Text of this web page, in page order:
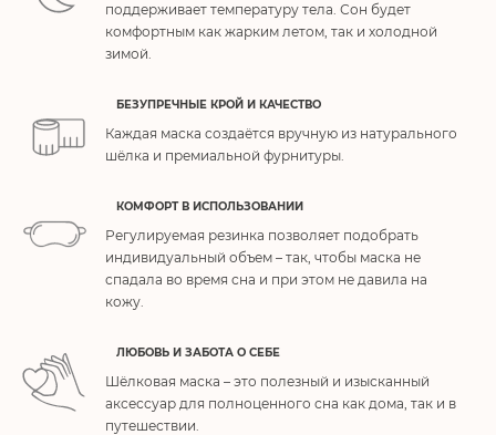
поддерживает температуру тела. Сон будет
комфортным как жарким летом, так и холодной
зимой.
БЕЗУПРЕЧНЫЕ КРОЙ И КАЧЕСТВО
Каждая маска создаётся вручную из натурального
шёлка и премиальной фурнитуры.
КОМФОРТ В ИСПОЛЬЗОВАНИИ
Регулируемая резинка позволяет подобрать
индивидуальный объем – так, чтобы маска не
спадала во время сна и при этом не давила на
кожу.
ЛЮБОВЬ И ЗАБОТА О СЕБЕ
Шёлковая маска – это полезный и изысканный
аксессуар для полноценного сна как дома, так и в
путешествии.